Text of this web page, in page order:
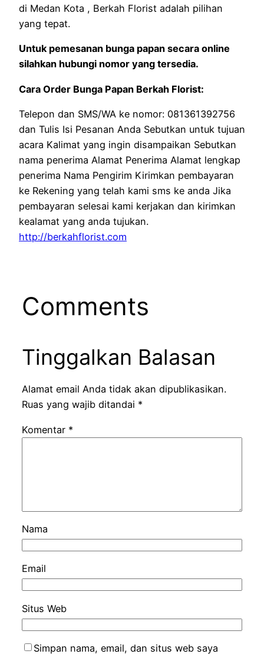
di Medan Kota , Berkah Florist adalah pilihan
yang tepat.
Untuk pemesanan bunga papan secara online
silahkan hubungi nomor yang tersedia.
Cara Order Bunga Papan Berkah Florist:
Telepon dan SMS/WA ke nomor: 081361392756
dan Tulis Isi Pesanan Anda Sebutkan untuk tujuan
acara Kalimat yang ingin disampaikan Sebutkan
nama penerima Alamat Penerima Alamat lengkap
penerima Nama Pengirim Kirimkan pembayaran
ke Rekening yang telah kami sms ke anda Jika
pembayaran selesai kami kerjakan dan kirimkan
kealamat yang anda tujukan.
http://berkahflorist.com
Comments
Tinggalkan Balasan
Alamat email Anda tidak akan dipublikasikan.
Ruas yang wajib ditandai *
Komentar *
Nama
Email
Situs Web
Simpan nama, email, dan situs web saya